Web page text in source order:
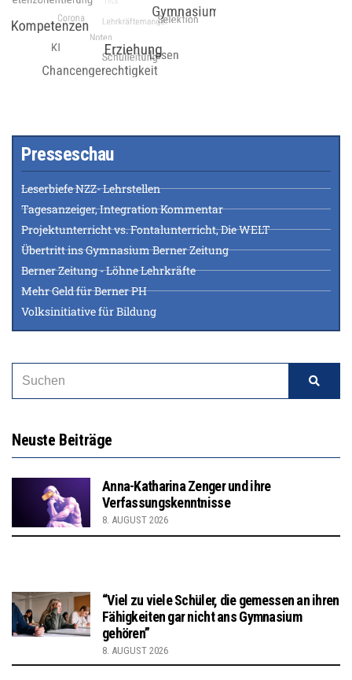
Presseschau
Leserbiefe NZZ- Lehrstellen
Tagesanzeiger, Integration Kommentar
Projektunterricht vs. Fontalunterricht, Die WELT
Übertritt ins Gymnasium Berner Zeitung
Berner Zeitung - Löhne Lehrkräfte
Mehr Geld für Berner PH
Volksinitiative für Bildung
Neuste Beiträge
Anna-Katharina Zenger und ihre
Verfassungskenntnisse
8. AUGUST 2026
“Viel zu viele Schüler, die gemessen an ihren
Fähigkeiten gar nicht ans Gymnasium
gehören”
8. AUGUST 2026